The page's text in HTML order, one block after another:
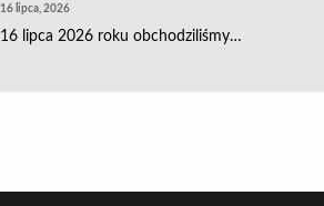
16 lipca, 2026
16 lipca 2026 roku obchodziliśmy…